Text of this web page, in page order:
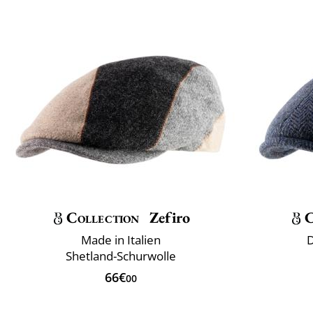
Collection Zefiro
Made in Italien
Shetland-Schurwolle
66€00